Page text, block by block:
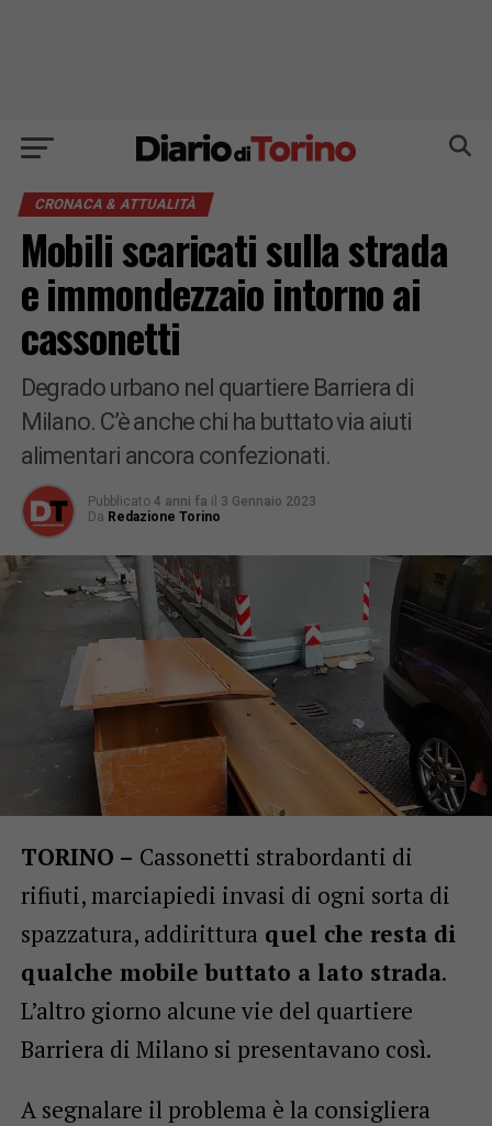
CRONACA & ATTUALITÀ
Mobili scaricati sulla strada
e immondezzaio intorno ai
cassonetti
Degrado urbano nel quartiere Barriera di
Milano. C’è anche chi ha buttato via aiuti
alimentari ancora confezionati.
Pubblicato 4 anni fa il 3 Gennaio 2023
Da Redazione Torino
TORINO – Cassonetti strabordanti di
rifiuti, marciapiedi invasi di ogni sorta di
spazzatura, addirittura quel che resta di
qualche mobile buttato a lato strada.
L’altro giorno alcune vie del quartiere
Barriera di Milano si presentavano così.
A segnalare il problema è la consigliera